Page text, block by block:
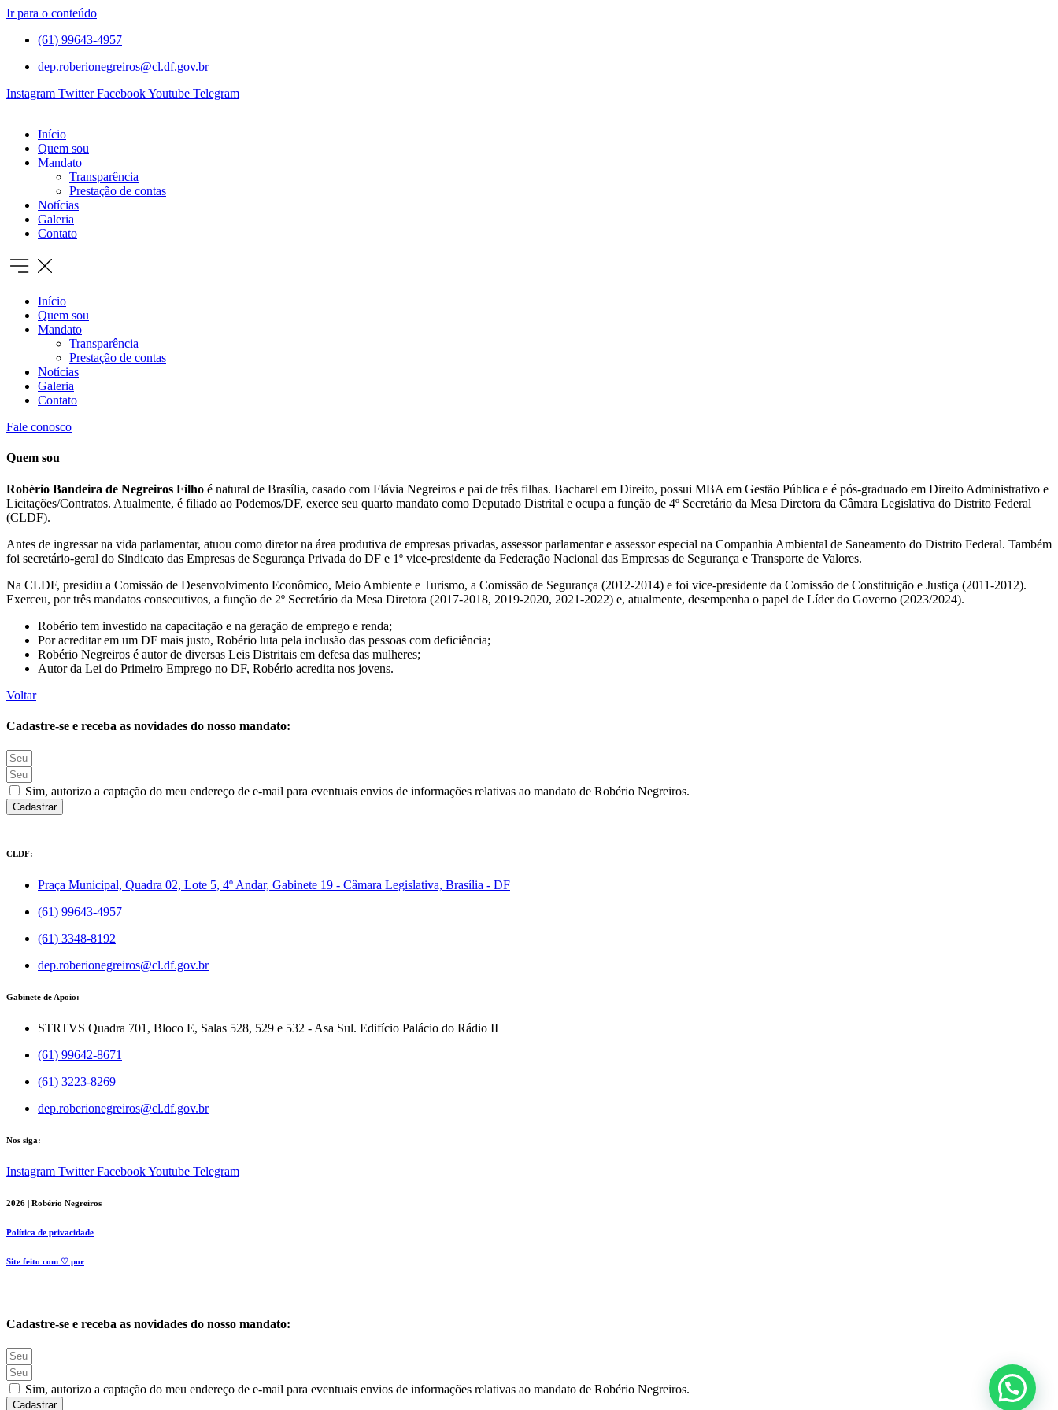
Ir para o conteúdo
(61) 99643-4957
dep.roberionegreiros@cl.df.gov.br
Instagram Twitter FacebookYoutube Telegram
Início
Quem sou
Mandato
Transparência
Prestação de contas
Notícias
Galeria
Contato
Início
Quem sou
Mandato
Transparência
Prestação de contas
Notícias
Galeria
Contato
Fale conosco
Quem sou
Robério Bandeira de Negreiros Filho é natural de Brasília, casado com Flávia Negreiros e pai de três filhas. Bacharel em Direito, possui MBA em Gestão Pública e é pós-graduado em Direito Administrativo e
Licitações/Contratos. Atualmente, é filiado ao Podemos/DF, exerce seu quarto mandato como Deputado Distrital e ocupa a função de 4º Secretário da Mesa Diretora da Câmara Legislativa do Distrito Federal
(CLDF).
Antes de ingressar na vida parlamentar, atuou como diretor na área produtiva de empresas privadas, assessor parlamentar e assessor especial na Companhia Ambiental de Saneamento do Distrito Federal. Também
foi secretário-geral do Sindicato das Empresas de Segurança Privada do DF e 1º vice-presidente da Federação Nacional das Empresas de Segurança e Transporte de Valores.
Na CLDF, presidiu a Comissão de Desenvolvimento Econômico, Meio Ambiente e Turismo, a Comissão de Segurança (2012-2014) e foi vice-presidente da Comissão de Constituição e Justiça (2011-2012).
Exerceu, por três mandatos consecutivos, a função de 2º Secretário da Mesa Diretora (2017-2018, 2019-2020, 2021-2022) e, atualmente, desempenha o papel de Líder do Governo (2023/2024).
Robério tem investido na capacitação e na geração de emprego e renda;
Por acreditar em um DF mais justo, Robério luta pela inclusão das pessoas com deficiência;
Robério Negreiros é autor de diversas Leis Distritais em defesa das mulheres;
Autor da Lei do Primeiro Emprego no DF, Robério acredita nos jovens.
Voltar
Cadastre-se e receba as novidades do nosso mandato:
Sim, autorizo a captação do meu endereço de e-mail para eventuais envios de informações relativas ao mandato de Robério Negreiros.
Cadastrar
CLDF:
Praça Municipal, Quadra 02, Lote 5, 4º Andar, Gabinete 19 - Câmara Legislativa, Brasília - DF
(61) 99643-4957
(61) 3348-8192
dep.roberionegreiros@cl.df.gov.br
Gabinete de Apoio:
STRTVS Quadra 701, Bloco E, Salas 528, 529 e 532 - Asa Sul. Edifício Palácio do Rádio II
(61) 99642-8671
(61) 3223-8269
dep.roberionegreiros@cl.df.gov.br
Nos siga:
Instagram Twitter FacebookYoutube Telegram
2026 | Robério Negreiros
Política de privacidade
Site feito com ♡ por
Cadastre-se e receba as novidades do nosso mandato:
Sim, autorizo a captação do meu endereço de e-mail para eventuais envios de informações relativas ao mandato de Robério Negreiros.
Cadastrar